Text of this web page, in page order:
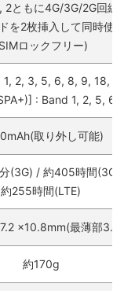
2ともに4G/3G/2G回線
を2枚挿入して同時使
ロックフリー)
1, 2, 3, 5, 6, 8, 9, 18,
: Band 1, 2, 5, 6,
取り外し可能)
(3G) / 約405時間(3G)
約255時間(LTE)
×10.8mm(最薄部
約170g